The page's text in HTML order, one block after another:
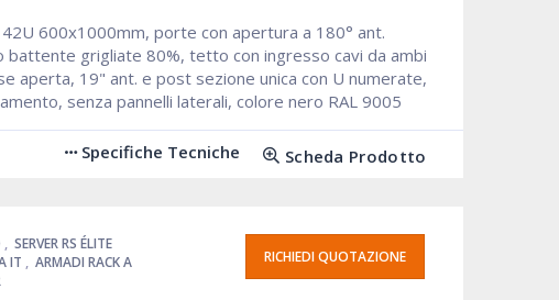
42U 600x1000mm, porte con apertura a 180° ant.
battente grigliate 80%, tetto con ingresso cavi da ambi
aperta, 19" ant. e post sezione unica con U numerate,
senza pannelli laterali, colore nero RAL 9005
Scheda Prodotto
Specifiche Tecniche
,SERVER RS ÉLITE
IT,ARMADI RACK A
RICHIEDI QUOTAZIONE